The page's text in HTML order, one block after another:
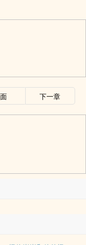
下一章